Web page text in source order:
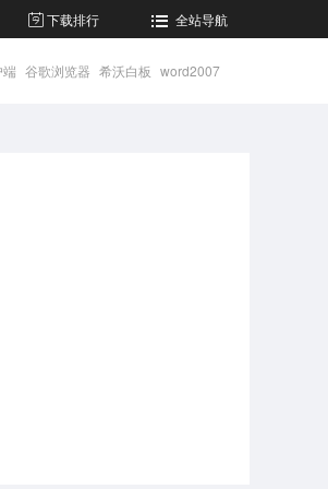
下载排行 全站导航
谷歌浏览器 希沃白板 word2007